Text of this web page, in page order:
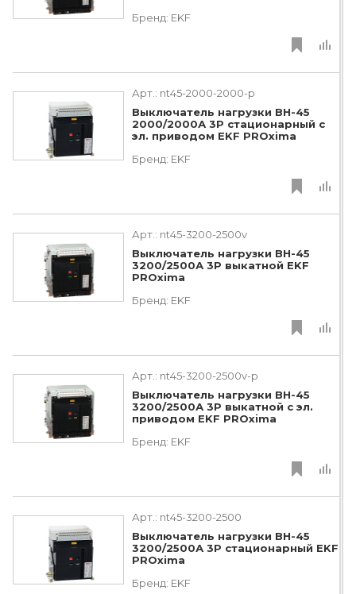
Бренд: EKF
Арт.: nt45-2000-2000-p
Выключатель нагрузки ВН-45
2000/2000А 3P стационарный с
эл. приводом EKF PROxima
Бренд: EKF
Арт.: nt45-3200-2500v
Выключатель нагрузки ВН-45
3200/2500А 3P выкатной EKF
PROxima
Бренд: EKF
Арт.: nt45-3200-2500v-p
Выключатель нагрузки ВН-45
3200/2500А 3P выкатной с эл.
приводом EKF PROxima
Бренд: EKF
Арт.: nt45-3200-2500
Выключатель нагрузки ВН-45
3200/2500А 3P стационарный EKF
PROxima
Бренд: EKF